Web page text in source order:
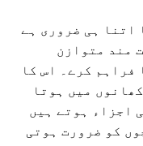
اتنا ہی ضروری ہے
مند متوازن
فراہم کرے۔ اس کا
میں ہوتا
اجزاء ہوتے ہیں
کو ضرورت ہوتی